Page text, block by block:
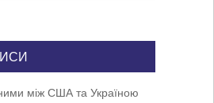
між США та Україною